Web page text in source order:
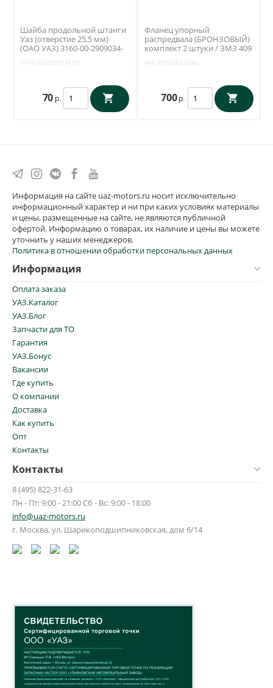
Шайба продольной штанги
Уаз (отверстие 25,5 мм)
(ОАО УАЗ) 3160-00-2909034-
3160-00-2909034-00
70 р.
Фланец упорный
распредвала (БРОНЗОВЫЙ)
комплект 2 штуки / ЗМЗ 409
406.1006052-02Бр
700 р.
Информация на сайте uaz-motors.ru носит исключительно
информационный характер и ни при каких условиях материалы
и цены, размещенные на сайте, не являются публичной
офертой. Информацию о товарах, их наличие и цены вы можете
уточнить у наших менеджеров.
Политика в отношении обработки персональных данных
Информация
Оплата заказа
УАЗ.Каталог
УАЗ.Блог
Запчасти для ТО
Гарантия
УАЗ.Бонус
Вакансии
Где купить
О компании
Доставка
Как купить
Опт
Контакты
Контакты
8 (495) 822-31-63
Пн - Пт: 9:00 - 21:00 Сб - Вс: 9:00 - 18:00
info@uaz-motors.ru
г. Москва, ул. Шарикоподшипниковская, дом 6/14